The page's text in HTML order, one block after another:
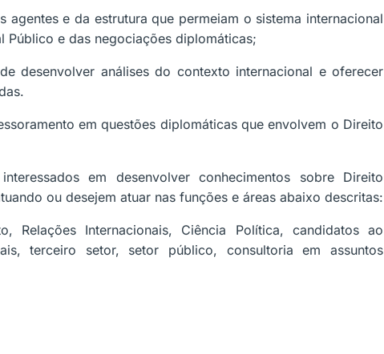
e da estrutura que permeiam o sistema internacional
e das negociações diplomáticas;
desenvolver análises do contexto internacional e oferecer
em questões diplomáticas que envolvem o Direito
em desenvolver conhecimentos sobre Direito
ou desejem atuar nas funções e áreas abaixo descritas:
Relações Internacionais, Ciência Política, candidatos ao
terceiro setor, setor público, consultoria em assuntos